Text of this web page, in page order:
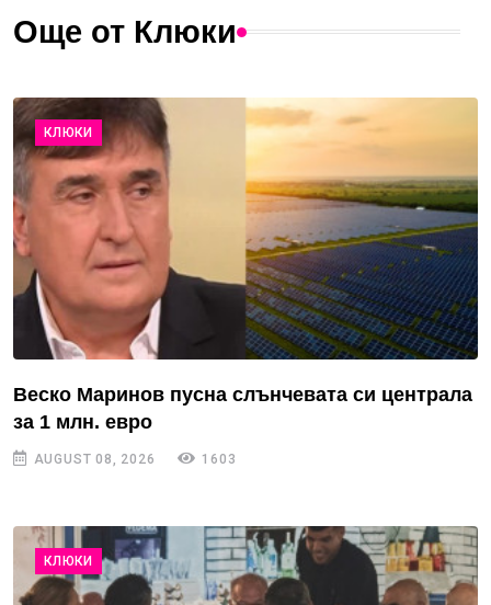
Още от Клюки
КЛЮКИ
Веско Маринов пусна слънчевата си централа
за 1 млн. евро
AUGUST 08, 2026 1603
КЛЮКИ